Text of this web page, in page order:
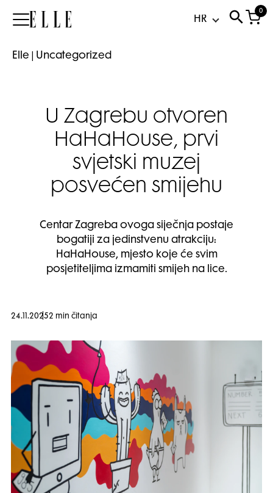
Elle
0
Elle Uncategorized
U Zagrebu otvoren
HaHaHouse, prvi
svjetski muzej
posvećen smijehu
Centar Zagreba ovoga siječnja postaje
bogatiji za jedinstvenu atrakciju:
HaHaHouse, mjesto koje će svim
posjetiteljima izmamiti smijeh na lice.
24.11.20252 min čitanja